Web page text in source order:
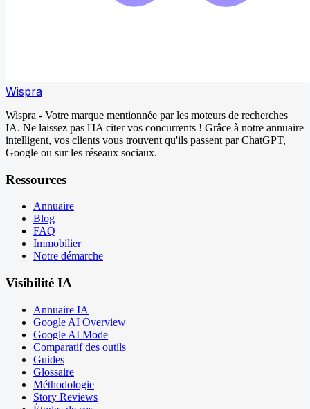
Wispra
Wispra - Votre marque mentionnée par les moteurs de recherches
IA. Ne laissez pas l'IA citer vos concurrents ! Grâce à notre annuaire
intelligent, vos clients vous trouvent qu'ils passent par ChatGPT,
Google ou sur les réseaux sociaux.
Ressources
Annuaire
Blog
FAQ
Immobilier
Notre démarche
Visibilité IA
Annuaire IA
Google AI Overview
Google AI Mode
Comparatif des outils
Guides
Glossaire
Méthodologie
Story Reviews